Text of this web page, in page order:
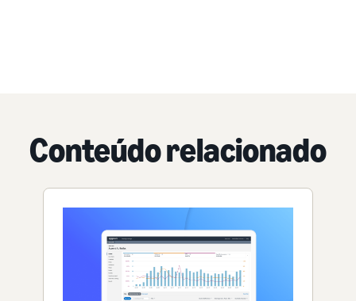
Conteúdo relacionado